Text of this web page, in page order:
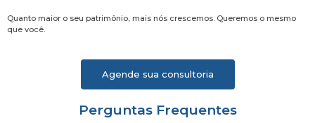
Quanto maior o seu patrimônio, mais nós crescemos. Queremos o mesmo
que você.
Agende sua consultoria
Perguntas Frequentes